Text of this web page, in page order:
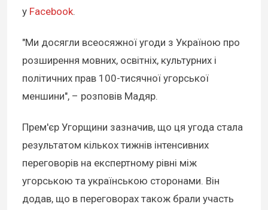
у Facebook.
"Ми досягли всеосяжної угоди з Україною про
розширення мовних, освітніх, культурних і
політичних прав 100-тисячної угорської
меншини", – розповів Мадяр.
Прем'єр Угорщини зазначив, що ця угода стала
результатом кількох тижнів інтенсивних
переговорів на експертному рівні між
угорською та українською сторонами. Він
додав, що в переговорах також брали участь